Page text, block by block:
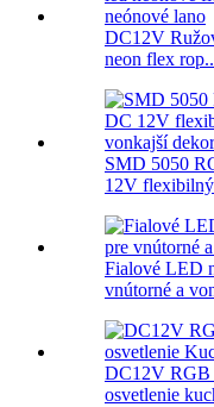
DC12V
neon flex
SMD 5050
12V
Fialové LED
vnútorné a
DC12V RGB
osvetlenie